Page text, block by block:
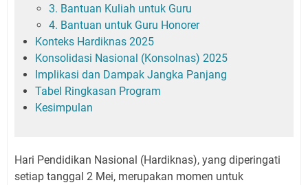
3. Bantuan Kuliah untuk Guru
4. Bantuan untuk Guru Honorer
Konteks Hardiknas 2025
Konsolidasi Nasional (Konsolnas) 2025
Implikasi dan Dampak Jangka Panjang
Tabel Ringkasan Program
Kesimpulan
Hari Pendidikan Nasional (Hardiknas), yang diperingati
setiap tanggal 2 Mei, merupakan momen untuk